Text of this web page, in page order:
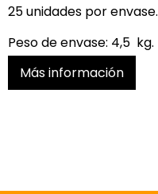
25 unidades por envase.
Peso de envase: 4,5 kg.
Más información